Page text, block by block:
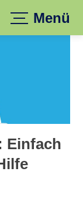
Menü
Einfach